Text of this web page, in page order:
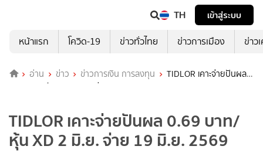
TH
เข้าสู่ระบบ
หน้าแรก
โควิด-19 ข่าวทั่วไทย ข่าวการเมือง ข่าว
อ่าน ข่าว ข่าวการเงิน การลงทุน
TIDLOR เคาะจ่ายปันผล
0.69 บาท/หุ้น XD 2 มิ.ย. จ่าย 19 มิ.ย. 2569
TIDLOR เคาะจ่ายปันผล 0.69 บาท/
หุ้น XD 2 มิ.ย. จ่าย 19 มิ.ย. 2569